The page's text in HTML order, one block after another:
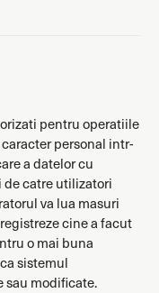
pentru operatiile
personal intr-
a datelor cu
de catre utilizatori
va lua masuri
cine a facut
o mai buna
sistemul
sau modificate.